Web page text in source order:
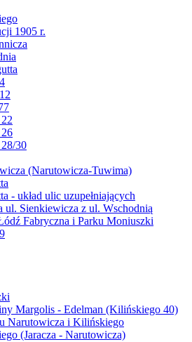
1905 r.
30
(Narutowicza-Tuwima)
- układ ulic uzupełniających
ul. Sienkiewicza z ul. Wschodnią
Fabryczna i Parku Moniuszki
Margolis - Edelman (Kilińskiego 40)
Narutowicza i Kilińskiego
(Jaracza - Narutowicza)